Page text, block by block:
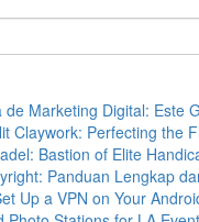
de Marketing Digital: Este
Claywork: Perfecting the
Bastion of Elite
Panduan Lengkap
Up a VPN on Your